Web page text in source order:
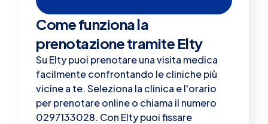
Come funziona la
prenotazione tramite Elty
Su Elty puoi prenotare una visita medica
facilmente confrontando le cliniche più
vicine a te. Seleziona la clinica e l'orario
per prenotare online o chiama il numero
0297133028. Con Elty puoi fissare